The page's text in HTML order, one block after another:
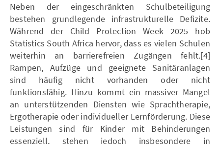
Neben der eingeschränkten Schulbeteiligung
bestehen grundlegende infrastrukturelle Defizite.
Während der Child Protection Week 2025 hob
Statistics South Africa hervor, dass es vielen Schulen
weiterhin an barrierefreien Zugängen fehlt.[4]
Rampen, Aufzüge und geeignete Sanitäranlagen
sind häufig nicht vorhanden oder nicht
funktionsfähig. Hinzu kommt ein massiver Mangel
an unterstützenden Diensten wie Sprachtherapie,
Ergotherapie oder individueller Lernförderung. Diese
Leistungen sind für Kinder mit Behinderungen
essenziell, stehen jedoch insbesondere in